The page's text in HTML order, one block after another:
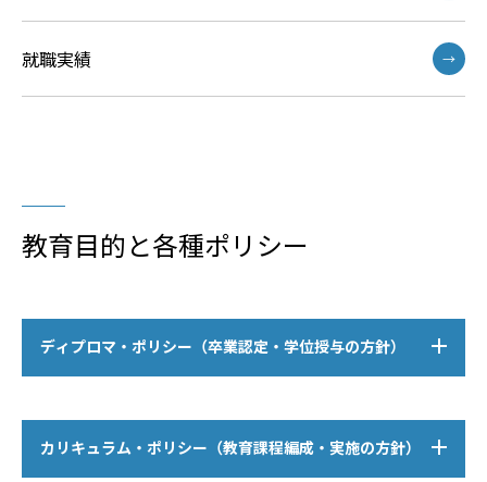
就職実績 →
教育目的と各種ポリシー
ディプロマ・ポリシー（卒業認定・学位授与の方針）
カリキュラム・ポリシー（教育課程編成・実施の方針）